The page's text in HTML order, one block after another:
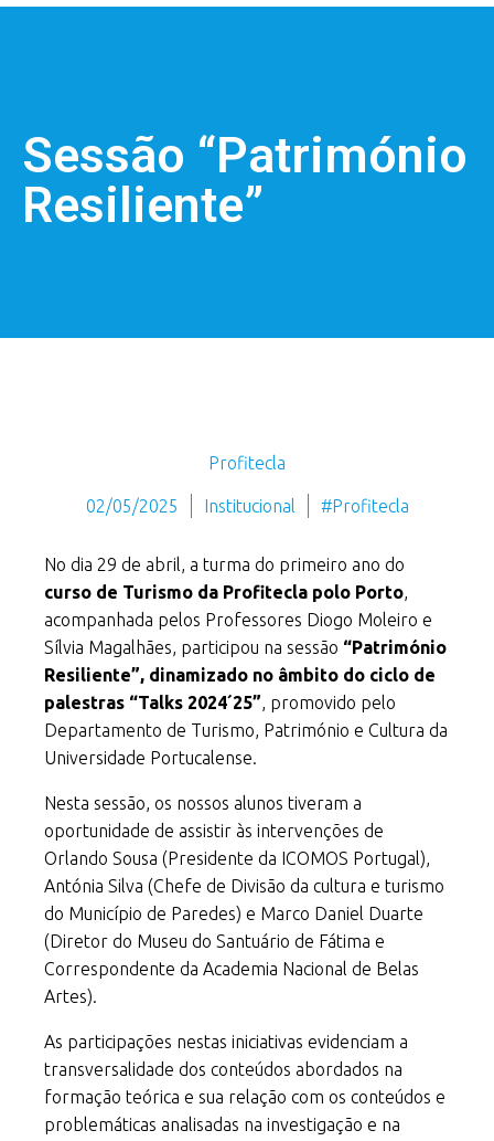
Sessão “Património
Resiliente”
Profitecla
02/05/2025 Institucional #Profitecla
No dia 29 de abril, a turma do primeiro ano do
curso de Turismo da Profitecla polo Porto,
acompanhada pelos Professores Diogo Moleiro e
Sílvia Magalhães, participou na sessão “Património
Resiliente”, dinamizado no âmbito do ciclo de
palestras “Talks 2024´25”, promovido pelo
Departamento de Turismo, Património e Cultura da
Universidade Portucalense.
Nesta sessão, os nossos alunos tiveram a
oportunidade de assistir às intervenções de
Orlando Sousa (Presidente da ICOMOS Portugal),
Antónia Silva (Chefe de Divisão da cultura e turismo
do Município de Paredes) e Marco Daniel Duarte
(Diretor do Museu do Santuário de Fátima e
Correspondente da Academia Nacional de Belas
Artes).
As participações nestas iniciativas evidenciam a
transversalidade dos conteúdos abordados na
formação teórica e sua relação com os conteúdos e
problemáticas analisadas na investigação e na